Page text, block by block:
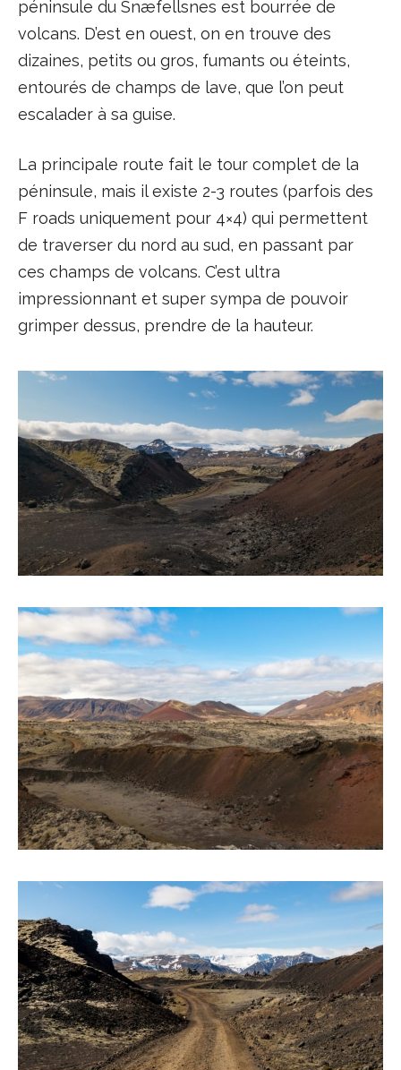
péninsule du Snæfellsnes est bourrée de
volcans. D’est en ouest, on en trouve des
dizaines, petits ou gros, fumants ou éteints,
entourés de champs de lave, que l’on peut
escalader à sa guise.
La principale route fait le tour complet de la
péninsule, mais il existe 2-3 routes (parfois des
F roads uniquement pour 4×4) qui permettent
de traverser du nord au sud, en passant par
ces champs de volcans. C’est ultra
impressionnant et super sympa de pouvoir
grimper dessus, prendre de la hauteur.